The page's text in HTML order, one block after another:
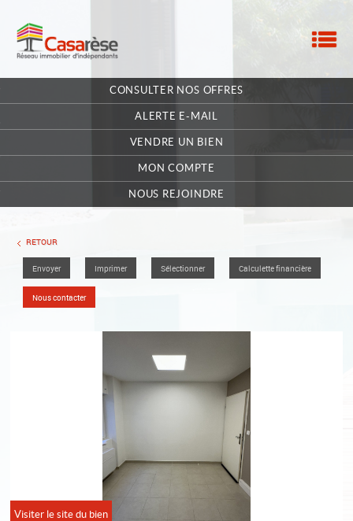
NOTRE RÉSEAU
MA SÉLECTION 0
POSTULEZ EN LIGNE
CONSULTER NOS OFFRES
ALERTE E-MAIL
VENDRE UN BIEN
MON COMPTE
NOUS REJOINDRE
RETOUR
Envoyer Imprimer Sélectionner Calculette financière
Nous contacter
Visiter le site du bien